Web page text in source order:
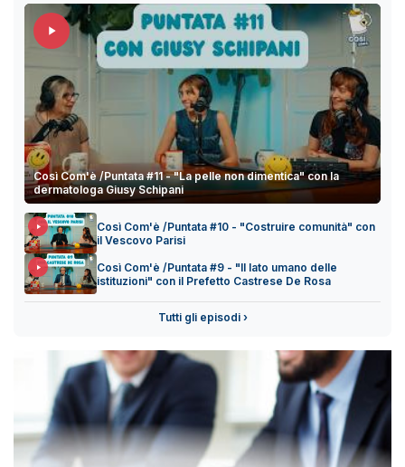
Così Com'è /Puntata #11 - "La pelle non dimentica" con la
dermatologa Giusy Schipani
Così Com'è /Puntata #10 - "Costruire comunità" con
il Vescovo Parisi
Così Com'è /Puntata #9 - "Il lato umano delle
istituzioni" con il Prefetto Castrese De Rosa
Tutti gli episodi ›